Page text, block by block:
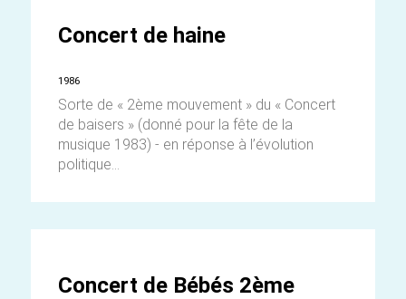
Concert de haine
1986
Sorte de « 2ème mouvement » du « Concert
de baisers » (donné pour la fête de la
musique 1983) - en réponse à l’évolution
politique...
Concert de Bébés 2ème